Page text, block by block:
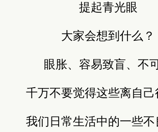
提起青光眼
大家会想到什么？
眼胀、容易致盲、不
千万不要觉得这些离自己
我们日常生活中的一些不